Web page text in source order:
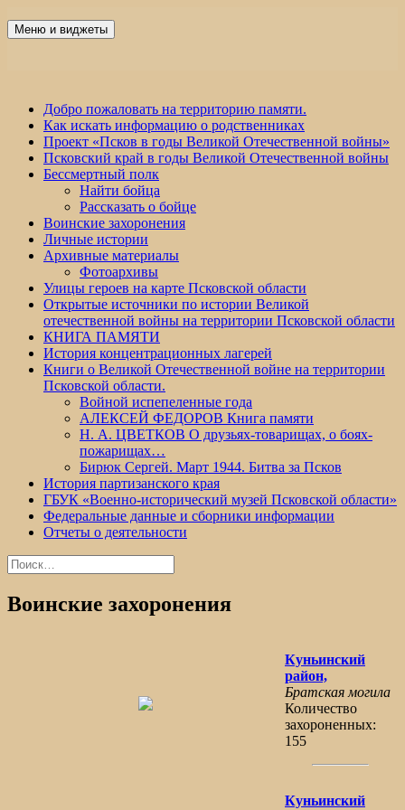
Победа 60
Меню и виджеты
Добро пожаловать на территорию памяти.
Как искать информацию о родственниках
Проект «Псков в годы Великой Отечественной войны»
Псковский край в годы Великой Отечественной войны
Бессмертный полк
Найти бойца
Рассказать о бойце
Воинские захоронения
Личные истории
Архивные материалы
Фотоархивы
Улицы героев на карте Псковской области
Открытые источники по истории Великой
отечественной войны на территории Псковской области
КНИГА ПАМЯТИ
История концентрационных лагерей
Книги о Великой Отечественной войне на территории
Псковской области.
Войной испепеленные года
АЛЕКСЕЙ ФЕДОРОВ Книга памяти
Н. А. ЦВЕТКОВ О друзьях-товарищах, о боях-
пожарищах…
Бирюк Сергей. Март 1944. Битва за Псков
История партизанского края
ГБУК «Военно-исторический музей Псковской области»
Федеральные данные и сборники информации
Отчеты о деятельности
Найти:
Воинские захоронения
Куньинский
район,
Братская могила
Количество
захороненных:
155
Куньинский